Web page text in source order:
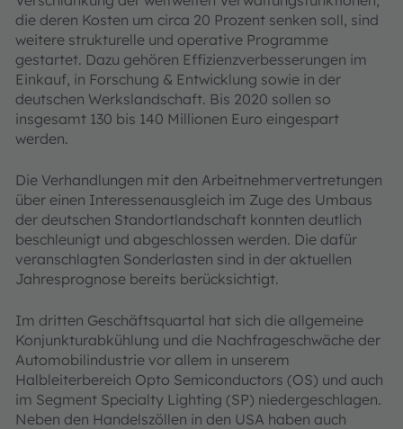
die deren Kosten um circa 20 Prozent senken soll, sind
weitere strukturelle und operative Programme
gestartet. Dazu gehören Effizienzverbesserungen im
Einkauf, in Forschung & Entwicklung sowie in der
deutschen Werkslandschaft. Bis 2020 sollen so
insgesamt 130 bis 140 Millionen Euro eingespart
werden.
Die Verhandlungen mit den Arbeitnehmervertretungen
über einen Interessenausgleich im Zuge des Umbaus
der deutschen Standortlandschaft konnten deutlich
beschleunigt und abgeschlossen werden. Die dafür
veranschlagten Sonderlasten sind in der aktuellen
Jahresprognose bereits berücksichtigt.
Im dritten Geschäftsquartal hat sich die allgemeine
Konjunkturabkühlung und die Nachfrageschwäche der
Automobilindustrie vor allem in unserem
Halbleiterbereich Opto Semiconductors (OS) und auch
im Segment Specialty Lighting (SP) niedergeschlagen.
Neben den Handelszöllen in den USA haben auch